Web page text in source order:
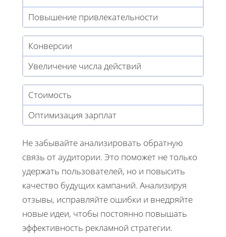
Повышение привлекательности
Конверсии
Увеличение числа действий
Стоимость
Оптимизация зарплат
Не забывайте анализировать обратную
связь от аудитории. Это поможет не только
удержать пользователей, но и повысить
качество будущих кампаний. Анализируя
отзывы, исправляйте ошибки и внедряйте
новые идеи, чтобы постоянно повышать
эффективность рекламной стратегии.